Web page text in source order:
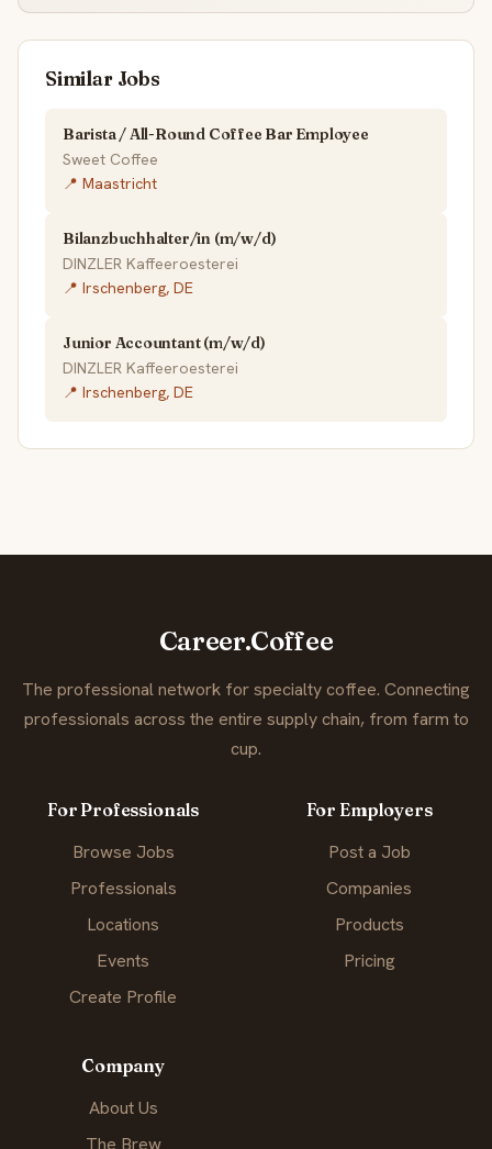
Similar Jobs
Barista / All-Round Coffee Bar Employee
Sweet Coffee
📍 Maastricht
Bilanzbuchhalter/in (m/w/d)
DINZLER Kaffeeroesterei
📍 Irschenberg, DE
Junior Accountant (m/w/d)
DINZLER Kaffeeroesterei
📍 Irschenberg, DE
Career.Coffee
The professional network for specialty coffee. Connecting
professionals across the entire supply chain, from farm to
cup.
For Professionals
Browse Jobs
Professionals
Locations
Events
Create Profile
For Employers
Post a Job
Companies
Products
Pricing
Company
About Us
The Brew